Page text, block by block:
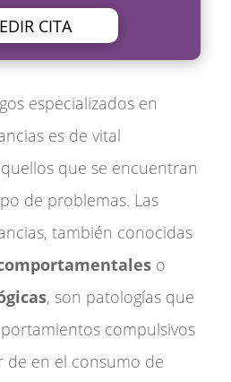
CITA
especializados en
es de vital
que se encuentran
de problemas. Las
también conocidas
o
, son patologías que
compulsivos
de en el consumo de